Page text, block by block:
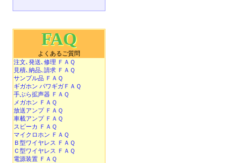
FAQ
よくあるご質問
注文､発送､修理 ＦＡＱ
見積､納品､請求 ＦＡＱ
サンプル品 ＦＡＱ
ギガホン パワギガＦＡＱ
手ぶら拡声器 ＦＡＱ
メガホン ＦＡＱ
放送アンプ ＦＡＱ
車載アンプ ＦＡＱ
スピーカ ＦＡＱ
マイクロホン ＦＡＱ
Ｂ型ワイヤレス ＦＡＱ
Ｃ型ワイヤレス ＦＡＱ
電源装置 ＦＡＱ